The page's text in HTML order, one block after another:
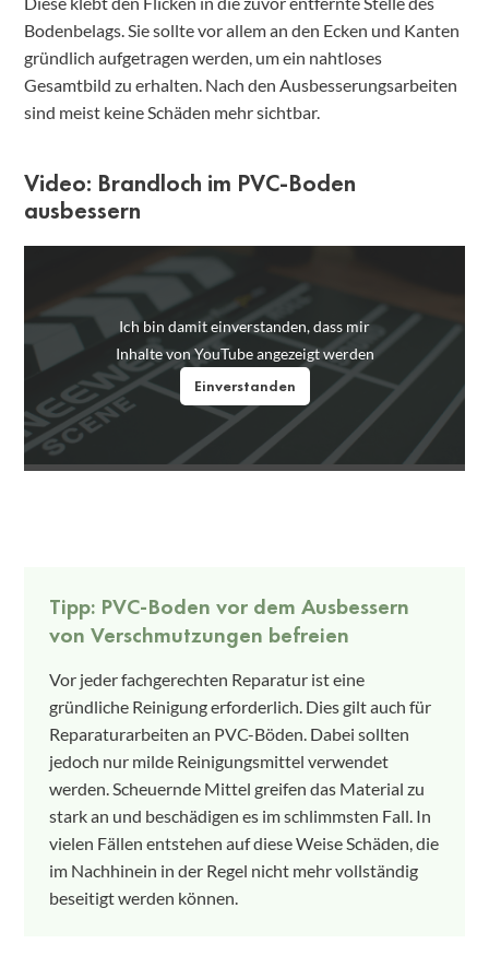
Bodenbelags. Sie sollte vor allem an den Ecken und Kanten
gründlich aufgetragen werden, um ein nahtloses
Gesamtbild zu erhalten. Nach den Ausbesserungsarbeiten
sind meist keine Schäden mehr sichtbar.
Video: Brandloch im PVC-Boden
ausbessern
Ich bin damit einverstanden, dass mir
Inhalte von YouTube angezeigt werden
Einverstanden
Tipp: PVC-Boden vor dem Ausbessern
von Verschmutzungen befreien
Vor jeder fachgerechten Reparatur ist eine
gründliche Reinigung erforderlich. Dies gilt auch für
Reparaturarbeiten an PVC-Böden. Dabei sollten
jedoch nur milde Reinigungsmittel verwendet
werden. Scheuernde Mittel greifen das Material zu
stark an und beschädigen es im schlimmsten Fall. In
vielen Fällen entstehen auf diese Weise Schäden, die
im Nachhinein in der Regel nicht mehr vollständig
beseitigt werden können.